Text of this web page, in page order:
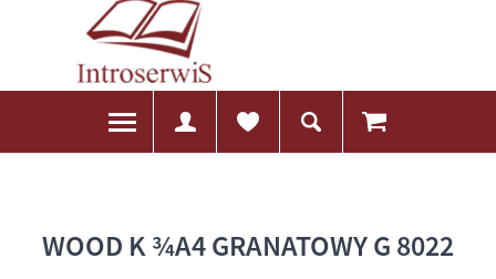
WOOD K ¾A4 GRANATOWY G 8022